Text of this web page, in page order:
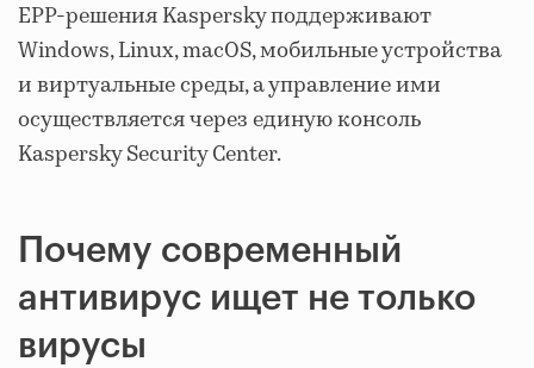
EPP-решения Kaspersky поддерживают
Windows, Linux, macOS, мобильные устройства
и виртуальные среды, а управление ими
осуществляется через единую консоль
Kaspersky Security Center.
Почему современный
антивирус ищет не только
вирусы